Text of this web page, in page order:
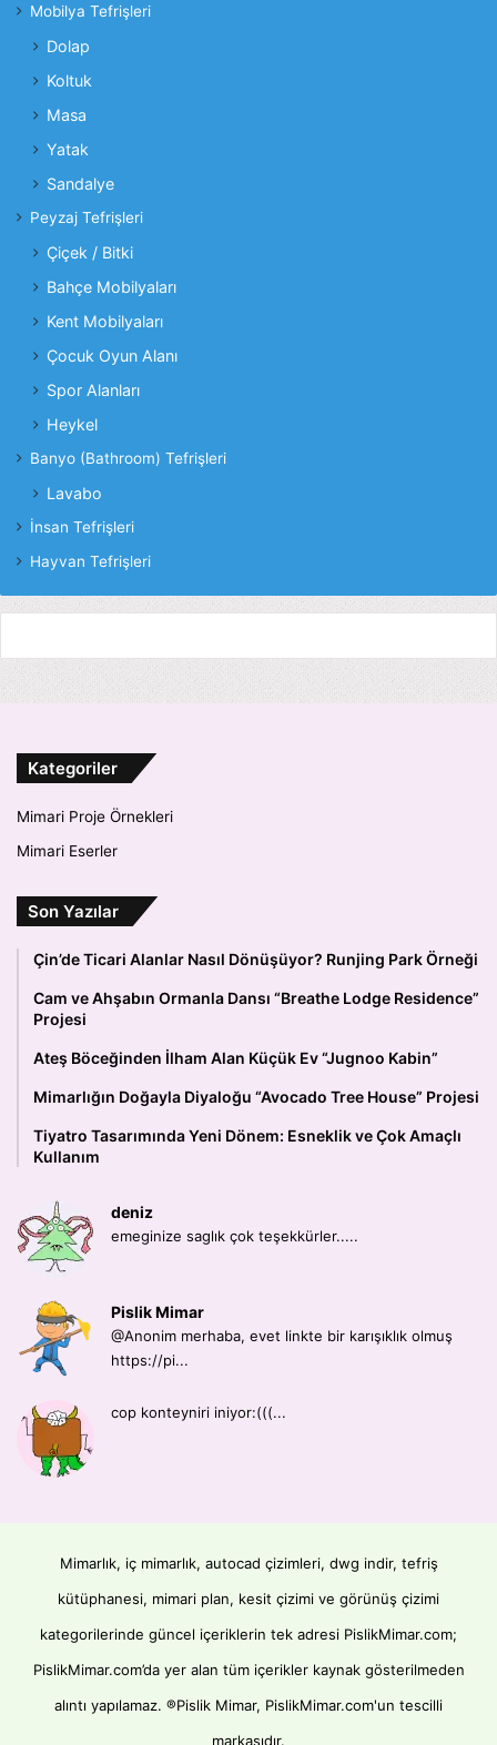
Mobilya Tefrişleri
Dolap
Koltuk
Masa
Yatak
Sandalye
Peyzaj Tefrişleri
Çiçek / Bitki
Bahçe Mobilyaları
Kent Mobilyaları
Çocuk Oyun Alanı
Spor Alanları
Heykel
Banyo (Bathroom) Tefrişleri
Lavabo
İnsan Tefrişleri
Hayvan Tefrişleri
Kategoriler
Mimari Proje Örnekleri
Mimari Eserler
Son Yazılar
Çin’de Ticari Alanlar Nasıl Dönüşüyor? Runjing Park Örneği
Cam ve Ahşabın Ormanla Dansı “Breathe Lodge Residence”
Projesi
Ateş Böceğinden İlham Alan Küçük Ev “Jugnoo Kabin”
Mimarlığın Doğayla Diyaloğu “Avocado Tree House” Projesi
Tiyatro Tasarımında Yeni Dönem: Esneklik ve Çok Amaçlı
Kullanım
deniz
emeginize saglık çok teşekkürler.....
Pislik Mimar
@Anonim merhaba, evet linkte bir karışıklık olmuş
https://pi...
cop konteyniri iniyor:(((...
Mimarlık, iç mimarlık, autocad çizimleri, dwg indir, tefriş
kütüphanesi, mimari plan, kesit çizimi ve görünüş çizimi
kategorilerinde güncel içeriklerin tek adresi PislikMimar.com;
PislikMimar.com’da yer alan tüm içerikler kaynak gösterilmeden
alıntı yapılamaz. ®Pislik Mimar, PislikMimar.com'un tescilli
markasıdır.